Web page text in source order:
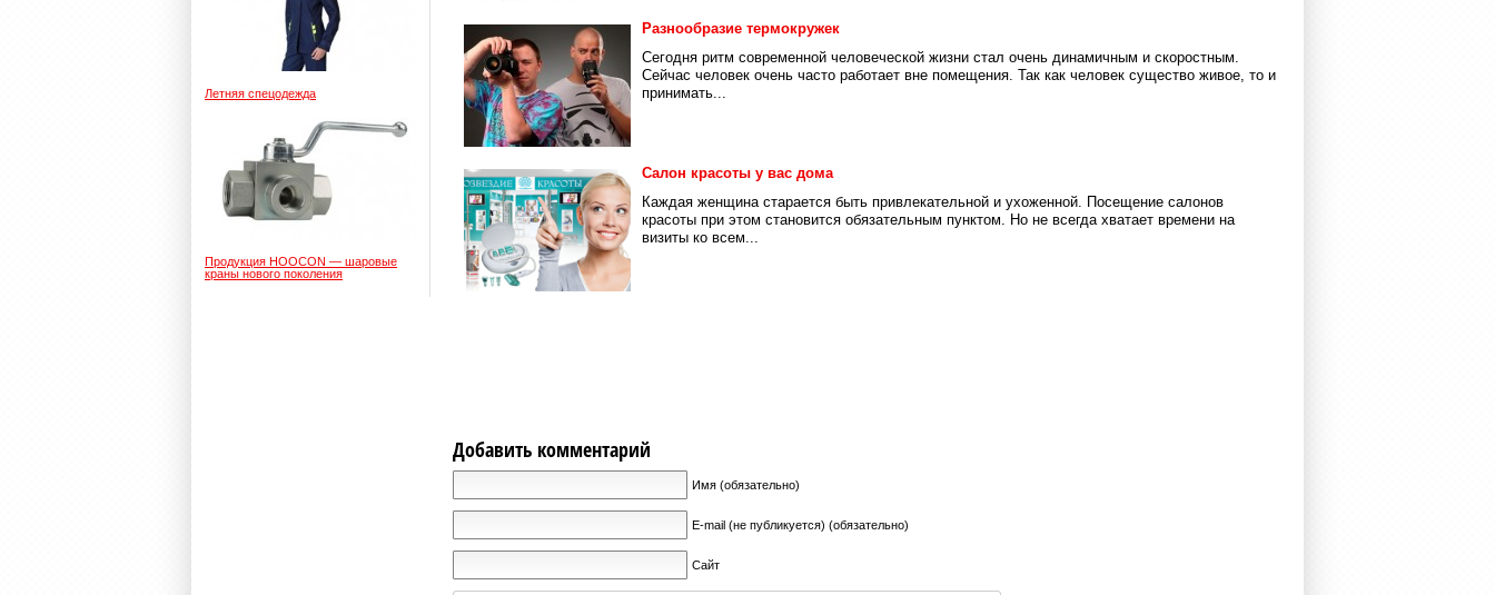
Летняя спецодежда
Продукция HOOCON — шаровые
краны нового поколения
Разнообразие термокружек
Сегодня ритм современной человеческой жизни стал очень динамичным и скоростным.
Сейчас человек очень часто работает вне помещения. Так как человек существо живое, то и
принимать...
Салон красоты у вас дома
Каждая женщина старается быть привлекательной и ухоженной. Посещение салонов
красоты при этом становится обязательным пунктом. Но не всегда хватает времени на
визиты ко всем...
Добавить комментарий
Имя (обязательно)
E-mail (не публикуется) (обязательно)
Сайт